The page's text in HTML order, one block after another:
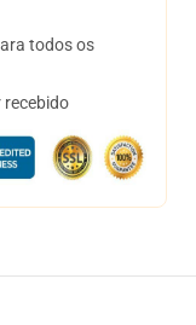
todos os
recebido